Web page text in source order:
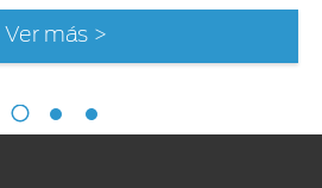
Ver más >